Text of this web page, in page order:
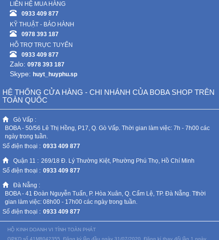
LIÊN HỆ MUA HÀNG
0933 409 877
KỸ THUẬT - BẢO HÀNH
0978 393 187
HỖ TRỢ TRỰC TUYẾN
0933 409 877
Zalo: 0978 393 187
Skype: huyt_huyphu.sp
HỆ THỐNG CỬA HÀNG - CHI NHÁNH CỦA BOBA SHOP TRÊN
TOÀN QUỐC
Gò Vấp :
BOBA - 50/56 Lê Thị Hồng, P17, Q. Gò Vấp. Thời gian làm việc: 7h - 7h00 các
ngày trong tuần.
Số điện thoại : 0933 409 877
Quận 11 : 269/18 Đ. Lý Thường Kiệt, Phường Phú Thọ, Hồ Chí Minh
Số điện thoại : 0933 409 877
Đà Nẵng :
BOBA - 41 Đoàn Nguyễn Tuấn, P. Hòa Xuân, Q. Cẩm Lệ, TP. Đà Nẵng. Tthời
gian làm việc: 08h00 - 17h00 các ngày trong tuần.
Số điện thoại : 0933 409 877
HỘ KINH DOANH VI TÍNH TOÀN PHÁT
GPKD số 41M8042355. Đăng ký lần đầu ngày 31/07/2020. Đăng kí thay đổi lần 1 ngày